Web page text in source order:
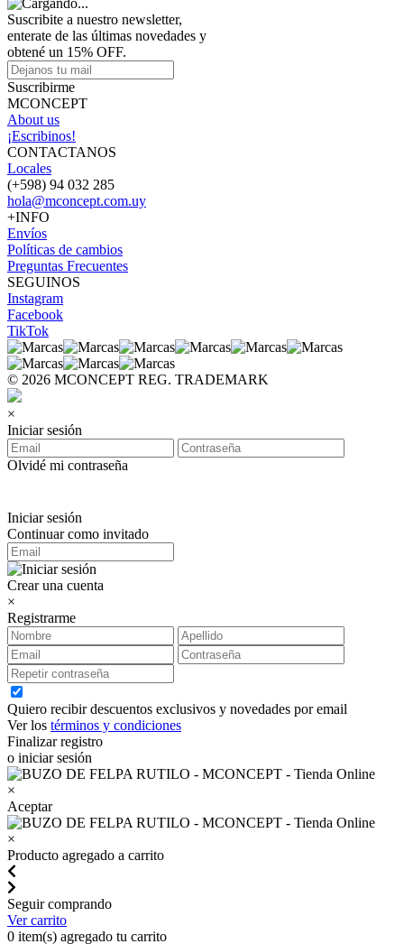
Suscribite a nuestro newsletter,
enterate de las últimas novedades y
obtené un 15% OFF.
Suscribirme
MCONCEPT
About us
¡Escribinos!
CONTACTANOS
Locales
(+598) 94 032 285
hola@mconcept.com.uy
+INFO
Envíos
Políticas de cambios
Preguntas Frecuentes
SEGUINOS
Instagram
Facebook
TikTok
© 2026 MCONCEPT REG. TRADEMARK
×
Iniciar sesión
Olvidé mi contraseña
Iniciar sesión
Continuar como invitado
Crear una cuenta
×
Registrarme
Quiero recibir descuentos exclusivos y novedades por email
Ver los términos y condiciones
Finalizar registro
o iniciar sesión
×
Aceptar
×
Producto agregado a carrito
Seguir comprando
Ver carrito
0 item(s) agregado tu carrito